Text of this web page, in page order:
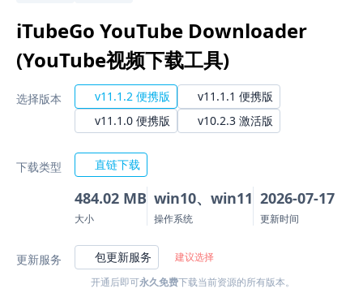
iTubeGo YouTube Downloader
(YouTube视频下载工具)
选择版本 v11.1.2 便携版
v11.1.1 便携版
v11.1.0 便携版
v10.2.3 激活版
下载类型 直链下载
484.02 MB
大小
win10、win11
操作系统
2026-07-17
更新时间
更新服务 包更新服务
建议选择
开通后即可永久免费下载当前资源的所有版本。